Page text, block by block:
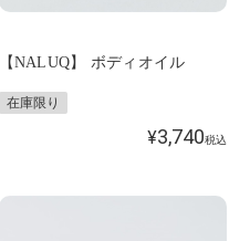
【NALUQ】 ボディオイル
在庫限り
¥3,740税込